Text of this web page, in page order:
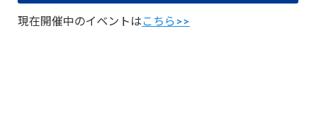
現在開催中のイベントはこちら>>